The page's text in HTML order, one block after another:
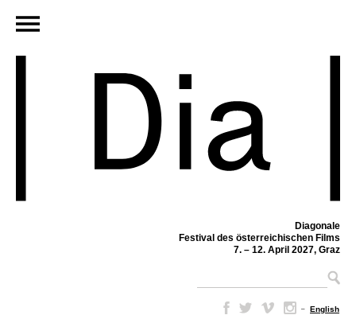
Diagonale
Festival des österreichischen Films
7. – 12. April 2027, Graz
– English